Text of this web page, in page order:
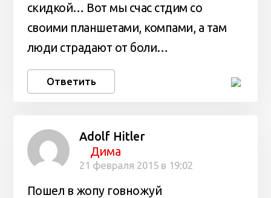
скидкой… Вот мы счас стдим со
своими планшетами, компами, а там
люди страдают от боли…
Ответить
Adolf Hitler
Дима
21 февраля 2015 в 19:02
Пошел в жопу говножуй